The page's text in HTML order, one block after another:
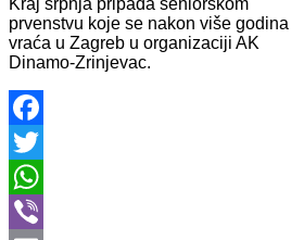
Kraj srpnja pripada seniorskom
prvenstvu koje se nakon više godina
vraća u Zagreb u organizaciji AK
Dinamo-Zrinjevac.
Facebook
Twitter
WhatsApp